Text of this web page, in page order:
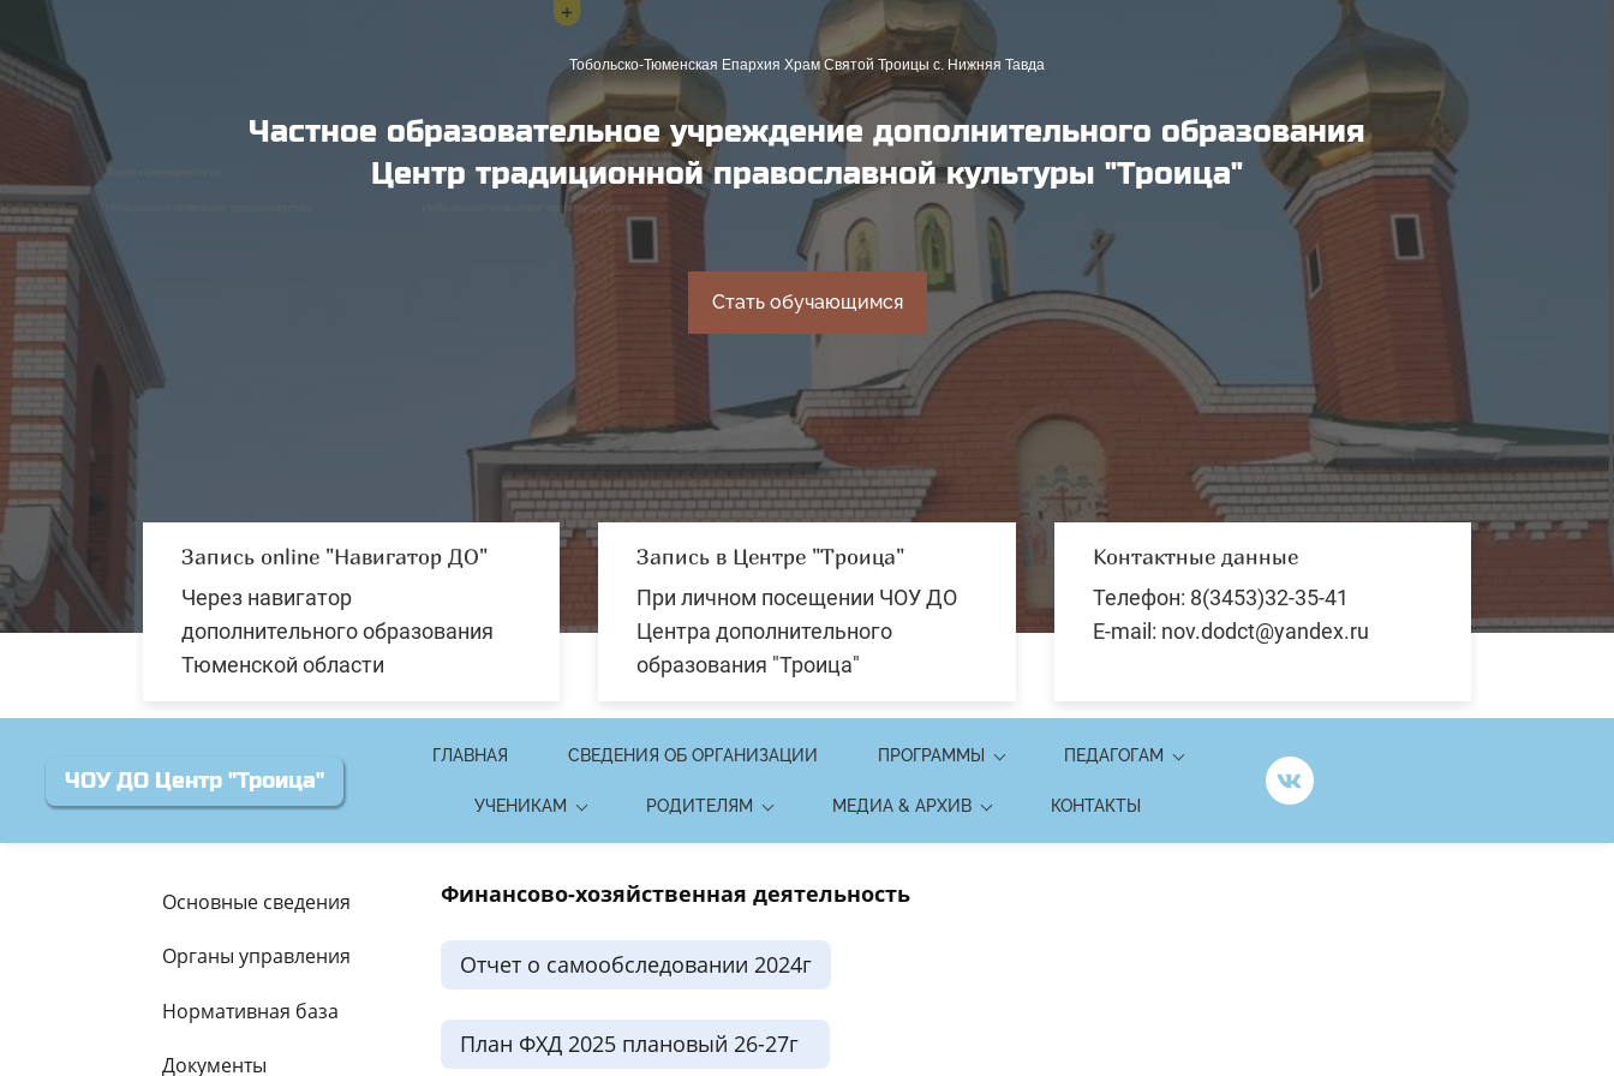
Тобольско-Тюменская Епархия Храм Святой Троицы с. Нижняя Тавда
Частное образовательное учреждение дополнительного образования
Центр традиционной православной культуры "Троица"
Стать обучающимся
Запись online "Навигатор ДО"
Через навигатор
дополнительного образования
Тюменской области
Запись в Центре "Троица"
При личном посещении ЧОУ ДО
Центра дополнительного
образования "Троица"
Контактные данные
Телефон: 8(3453)32-35-41
E-mail: nov.dodct@yandex.ru
ЧОУ ДО Центр "Троица"
ГЛАВНАЯ СВЕДЕНИЯ ОБ ОРГАНИЗАЦИИ ПРОГРАММЫ ПЕДАГОГАМ
УЧЕНИКАМ РОДИТЕЛЯМ МЕДИА & АРХИВ КОНТАКТЫ
Основные сведения
Органы управления
Нормативная база
Документы
Финансово-хозяйственная деятельность
Отчет о самообследовании 2024г
План ФХД 2025 плановый 26-27г